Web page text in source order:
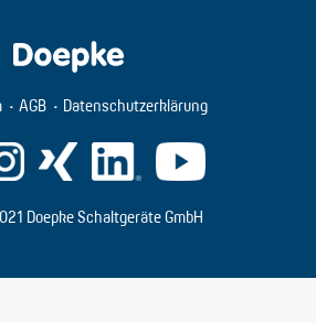
AGB Datenschutzerklärung
Doepke Schaltgeräte GmbH